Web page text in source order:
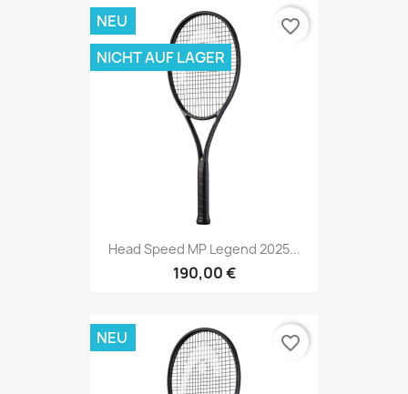
Head Speed MP Legend 2025...
190,00 €
NEU
NICHT AUF LAGER
favorite_border
NEU favorite_border